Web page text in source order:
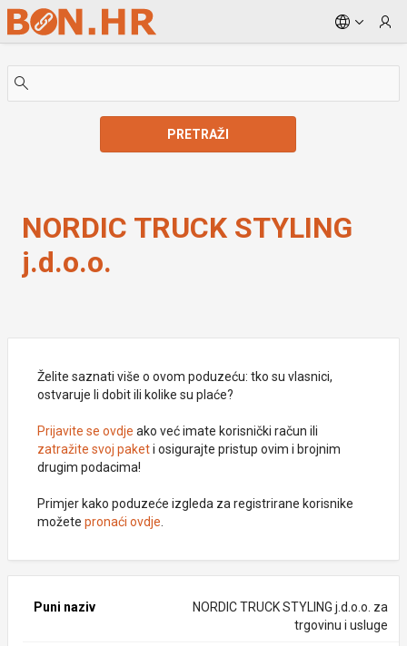
Skip to Main Content
PRETRAŽI
NORDIC TRUCK STYLING
j.d.o.o.
Želite saznati više o ovom poduzeću: tko su vlasnici,
ostvaruje li dobit ili kolike su plaće?
Prijavite se ovdje ako već imate korisnički račun ili
zatražite svoj paketi osigurajte pristup ovim i brojnim
drugim podacima!
Primjer kako poduzeće izgleda za registrirane korisnike
možete pronaći ovdje
Puni naziv
NORDIC TRUCK STYLING j.d.o.o. za
trgovinu i usluge